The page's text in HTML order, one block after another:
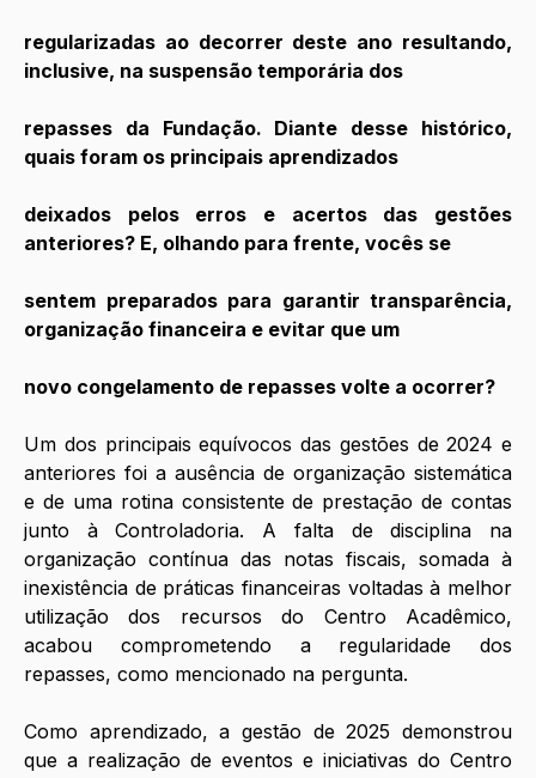
regularizadas ao decorrer deste ano resultando,
inclusive, na suspensão temporária dos
repasses da Fundação. Diante desse histórico,
quais foram os principais aprendizados
deixados pelos erros e acertos das gestões
anteriores? E, olhando para frente, vocês se
sentem preparados para garantir transparência,
organização financeira e evitar que um
novo congelamento de repasses volte a ocorrer?
Um dos principais equívocos das gestões de 2024 e
anteriores foi a ausência de organização sistemática
e de uma rotina consistente de prestação de contas
junto à Controladoria. A falta de disciplina na
organização contínua das notas fiscais, somada à
inexistência de práticas financeiras voltadas à melhor
utilização dos recursos do Centro Acadêmico,
acabou comprometendo a regularidade dos
repasses, como mencionado na pergunta.
Como aprendizado, a gestão de 2025 demonstrou
que a realização de eventos e iniciativas do Centro